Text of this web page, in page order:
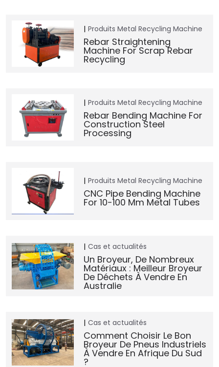
Produits Metal Recycling Machine
Rebar Straightening
Machine For Scrap Rebar
Recycling
Produits Metal Recycling Machine
Rebar Bending Machine For
Construction Steel
Processing
Produits Metal Recycling Machine
CNC Pipe Bending Machine
For 10-100 Mm Metal Tubes
Cas et actualités
Un Broyeur, De Nombreux
Matériaux : Meilleur Broyeur
De Déchets À Vendre En
Australie
Cas et actualités
Comment Choisir Le Bon
Broyeur De Pneus Industriels
À Vendre En Afrique Du Sud
?